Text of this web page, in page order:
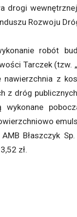
drogi
Rozwoju
robót
Tarczek (tzw.
nawierzchnia z
z dróg
wykonane
Błaszczyk
zł.